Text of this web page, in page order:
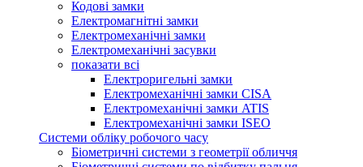
Кодові замки
Електромагнітні замки
Електромеханічні замки
Електромеханічні засувки
показати всі
Електроригельні замки
Електромеханічні замки CISA
Електромеханічні замки ATIS
Електромеханічні замки ISEO
Системи обліку робочого часу
Біометричні системи з геометрії обличчя